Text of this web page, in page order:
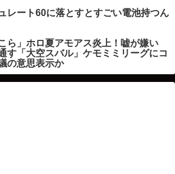
レート60に落とすとすごい電池持つん
ら」ホロ夏アモアス炎上！嘘が嫌い
す「大空スバル」ケモミミリーグにコ
の意思表示か